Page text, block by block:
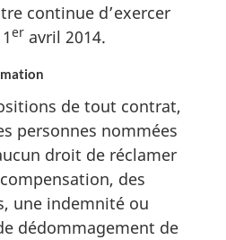
continue d’exercer
er avril 2014.
de tout contrat,
personnes nommées
droit de réclamer
des
une indemnité ou
dédommagement de